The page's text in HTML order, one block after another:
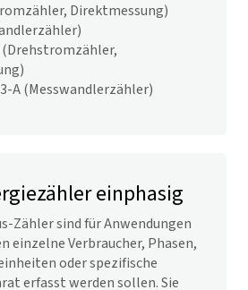
Direktmessung)
(Drehstromzähler,
A (Messwandlerzähler)
einphasig
Zähler sind für Anwendungen
einzelne Verbraucher, Phasen,
oder spezifische
erfasst werden sollen. Sie